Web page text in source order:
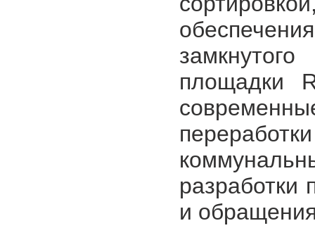
площадки
разработки
и